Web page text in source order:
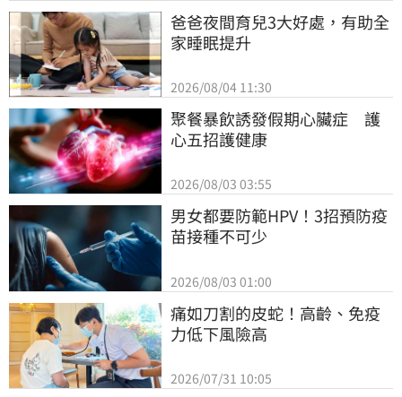
爸爸夜間育兒3大好處，有助全
家睡眠提升
2026/08/04 11:30
聚餐暴飲誘發假期心臟症　護
心五招護健康
2026/08/03 03:55
男女都要防範HPV！3招預防疫
苗接種不可少
2026/08/03 01:00
痛如刀割的皮蛇！高齡、免疫
力低下風險高
2026/07/31 10:05